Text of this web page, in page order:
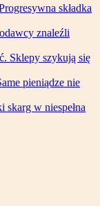
składka
znaleźli
Sklepy szykują się
pieniądze nie
skarg w niespełna